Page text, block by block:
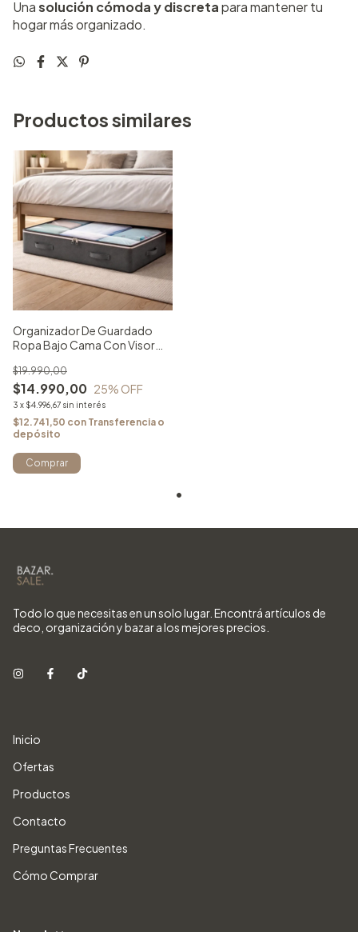
Unasolución cómoda y discretapara mantener tu
hogar más organizado.
Productos similares
Organizador De Guardado
Ropa Bajo Cama Con Visor
$14.990,00
$19.990,00
25% OFF
3 x $4.996,67 sin interés
$12.741,50 con Transferencia o
depósito
Todo lo que necesitas en un solo lugar. Encontrá artículos de
deco, organización y bazar a los mejores precios.
Inicio
Ofertas
Productos
Contacto
Preguntas Frecuentes
Cómo Comprar